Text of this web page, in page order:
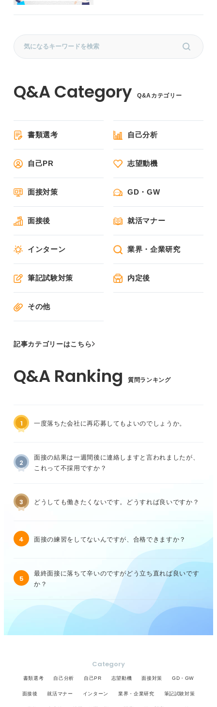
Q&Aカテゴリー
書類選考 自己分析
自己PR 志望動機
面接対策 GD・GW
面接後 就活マナー
インターン 業界・企業研究
筆記試験対策 内定後
その他
記事カテゴリーはこちら
質問ランキング
1 一度落ちた会社に再応募してもよいのでしょうか。
2
面接の結果は一週間後に連絡しますと言われましたが、
これって不採用ですか？
3 どうしても働きたくないです。どうすれば良いですか？
4 面接の練習をしてないんですが、合格できますか？
5
最終面接に落ちて辛いのですがどう立ち直れば良いです
か？
Category
書類選考 自己分析 自己PR 志望動機 面接対策 GD・GW
面接後 就活マナー インターン 業界・企業研究 筆記試験対策